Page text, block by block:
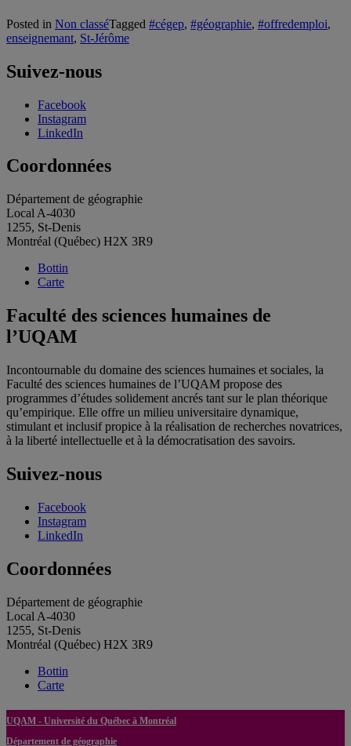
Posted in Non classéTagged #cégep, #géographie, #offredemploi,
enseignemant, St-Jérôme
Suivez-nous
Facebook
Instagram
LinkedIn
Coordonnées
Département de géographie
Local A-4030
1255, St-Denis
Montréal (Québec) H2X 3R9
Bottin
Carte
Faculté des sciences humaines de
l’UQAM
Incontournable du domaine des sciences humaines et sociales, la
Faculté des sciences humaines de l’UQAM propose des
programmes d’études solidement ancrés tant sur le plan théorique
qu’empirique. Elle offre un milieu universitaire dynamique,
stimulant et inclusif propice à la réalisation de recherches novatrices,
à la liberté intellectuelle et à la démocratisation des savoirs.
Suivez-nous
Facebook
Instagram
LinkedIn
Coordonnées
Département de géographie
Local A-4030
1255, St-Denis
Montréal (Québec) H2X 3R9
Bottin
Carte
UQAM - Université du Québec à Montréal
Département de géographie